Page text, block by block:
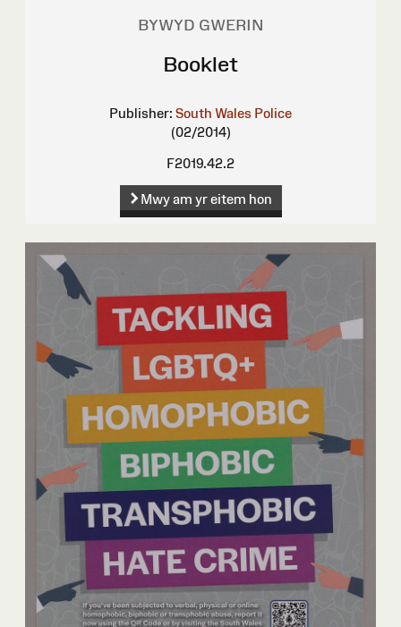
BYWYD GWERIN
Booklet
Publisher: South Wales Police
(02/2014)
F2019.42.2
Mwy am yr eitem hon